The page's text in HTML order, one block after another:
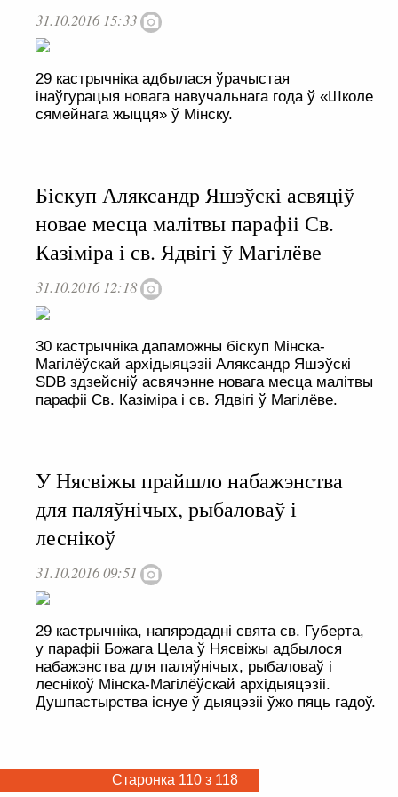
31.10.2016 15:33
29 кастрычніка адбылася ўрачыстая
інаўгурацыя новага навучальнага года ў «Школе
сямейнага жыцця» ў Мінску.
Біскуп Аляксандр Яшэўскі асвяціў
новае месца малітвы парафіі Св.
Казіміра і св. Ядвігі ў Магілёве
31.10.2016 12:18
30 кастрычніка дапаможны біскуп Мінска-
Магілёўскай архідыяцэзіі Аляксандр Яшэўскі
SDB здзейсніў асвячэнне новага месца малітвы
парафіі Св. Казіміра і св. Ядвігі ў Магілёве.
У Нясвіжы прайшло набажэнства
для паляўнічых, рыбаловаў і
леснікоў
31.10.2016 09:51
29 кастрычніка, напярэдадні свята св. Губерта,
у парафіі Божага Цела ў Нясвіжы адбылося
набажэнства для паляўнічых, рыбаловаў і
леснікоў Мінска-Магілёўскай архідыяцэзіі.
Душпастырства існуе ў дыяцэзіі ўжо пяць гадоў.
Старонка 110 з 118